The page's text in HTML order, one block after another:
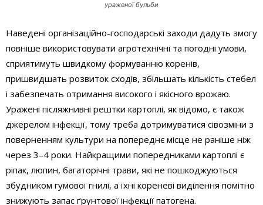
ураженої бульби
Наведені організаційно-господарські заходи дадуть змогу
повніше використовувати агротехнічні та погодні умови,
сприятимуть швидкому формуванню коренів,
пришвидшать розвиток сходів, збільшать кількість стебел
і забезпечать отримання високого і якісного врожаю.
Уражені післяжнивні рештки картоплі, як відомо, є також
джерелом інфекції, тому треба дотримуватися сівозміни з
поверненням культури на попереднє місце не раніше ніж
через 3–4 роки. Найкращими попередниками картоплі є
ріпак, люпин, багаторічні трави, які не пошкоджуються
збудником гумової гнилі, а їхні кореневі виділення помітно
знижують запас ґрунтової інфекції патогена.